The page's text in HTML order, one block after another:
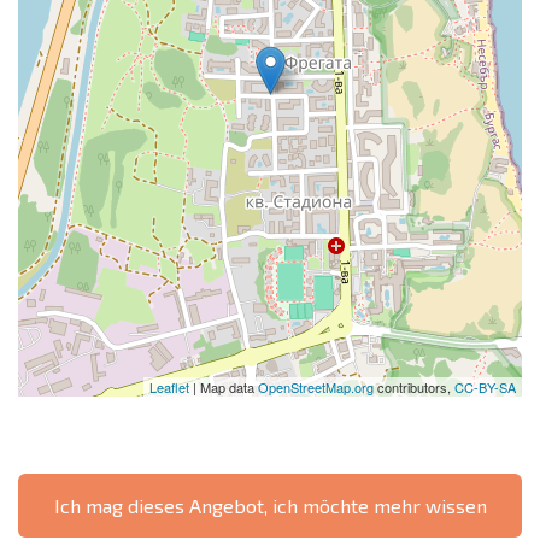
Leaflet| Map dataOpenStreetMap.orgcontributors, CC-BY-SA
Ich mag dieses Angebot, ich möchte mehr wissen